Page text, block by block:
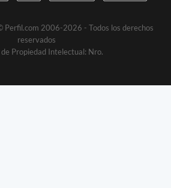
Perfil.com 2006-2026 - Todos los derechos
reservados
Propiedad Intelectual: Nro.